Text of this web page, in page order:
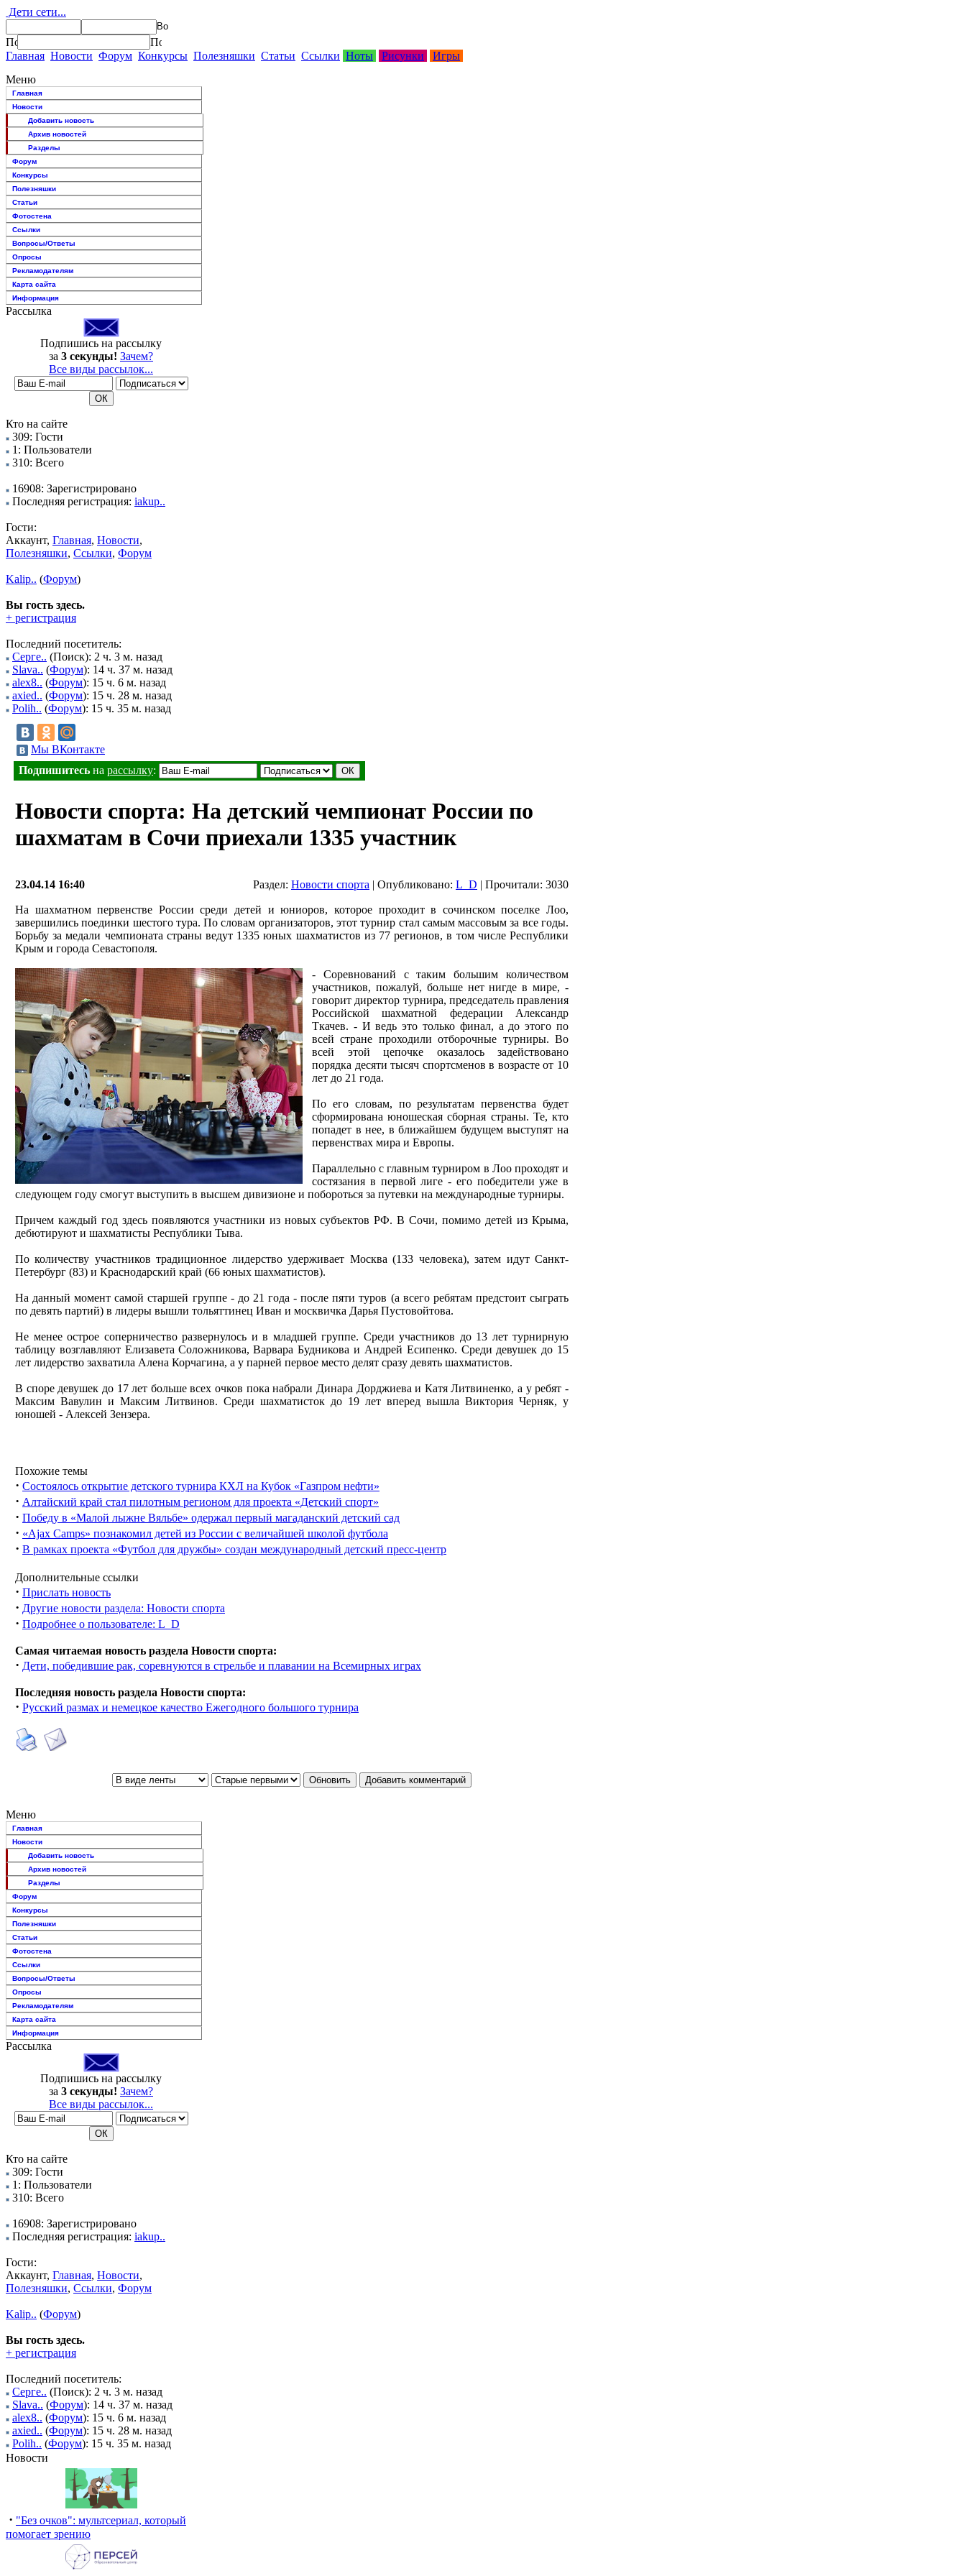
Дети сети...
Главная Новости Форум Конкурсы Полезняшки Статьи Ссылки Ноты Рисунки
Игры
Меню
Главная
Новости
Добавить новость
Архив новостей
Разделы
Форум
Конкурсы
Полезняшки
Статьи
Фотостена
Ссылки
Вопросы/Ответы
Опросы
Рекламодателям
Карта сайта
Информация
Рассылка
Подпишись на рассылку
за 3 секунды! Зачем?
Все виды рассылок...
Кто на сайте
309: Гости
1: Пользователи
310: Всего
16908: Зарегистрировано
Последняя регистрация: iakup..
Гости:
Аккаунт, Главная, Новости,
Полезняшки, Ссылки, Форум
Kalip.. (Форум)
Вы гость здесь.
+ регистрация
Последний посетитель:
Серге.. (Поиск): 2 ч. 3 м. назад
Slava.. (Форум): 14 ч. 37 м. назад
alex8.. (Форум): 15 ч. 6 м. назад
axied.. (Форум): 15 ч. 28 м. назад
Polih.. (Форум): 15 ч. 35 м. назад
Мы ВКонтакте
Подпишитесь на рассылку:
Новости спорта: На детский чемпионат России по
шахматам в Сочи приехали 1335 участник
23.04.14 16:40 Раздел: Новости спорта | Опубликовано: L_D | Прочитали: 3030
На шахматном первенстве России среди детей и юниоров, которое проходит в сочинском поселке Лоо,
завершились поединки шестого тура. По словам организаторов, этот турнир стал самым массовым за все годы.
Борьбу за медали чемпионата страны ведут 1335 юных шахматистов из 77 регионов, в том числе Республики
Крым и города Севастополя.
- Соревнований с таким большим количеством
участников, пожалуй, больше нет нигде в мире, -
говорит директор турнира, председатель правления
Российской шахматной федерации Александр
Ткачев. - И ведь это только финал, а до этого по
всей стране проходили отборочные турниры. Во
всей этой цепочке оказалось задействовано
порядка десяти тысяч спортсменов в возрасте от 10
лет до 21 года.
По его словам, по результатам первенства будет
сформирована юношеская сборная страны. Те, кто
попадет в нее, в ближайшем будущем выступят на
первенствах мира и Европы.
Параллельно с главным турниром в Лоо проходят и
состязания в первой лиге - его победители уже в
следующем году смогут выступить в высшем дивизионе и побороться за путевки на международные турниры.
Причем каждый год здесь появляются участники из новых субъектов РФ. В Сочи, помимо детей из Крыма,
дебютируют и шахматисты Республики Тыва.
По количеству участников традиционное лидерство удерживает Москва (133 человека), затем идут Санкт-
Петербург (83) и Краснодарский край (66 юных шахматистов).
На данный момент самой старшей группе - до 21 года - после пяти туров (а всего ребятам предстоит сыграть
по девять партий) в лидеры вышли тольяттинец Иван и москвичка Дарья Пустовойтова.
Не менее острое соперничество развернулось и в младшей группе. Среди участников до 13 лет турнирную
таблицу возглавляют Елизавета Соложникова, Варвара Будникова и Андрей Есипенко. Среди девушек до 15
лет лидерство захватила Алена Корчагина, а у парней первое место делят сразу девять шахматистов.
В споре девушек до 17 лет больше всех очков пока набрали Динара Дорджиева и Катя Литвиненко, а у ребят -
Максим Вавулин и Максим Литвинов. Среди шахматисток до 19 лет вперед вышла Виктория Черняк, у
юношей - Алексей Зензера.
Похожие темы
· Состоялось открытие детского турнира КХЛ на Кубок «Газпром нефти»
· Алтайский край стал пилотным регионом для проекта «Детский спорт»
· Победу в «Малой лыжне Вяльбе» одержал первый магаданский детский сад
· «Ajax Camps» познакомил детей из России с величайшей школой футбола
· В рамках проекта «Футбол для дружбы» создан международный детский пресс-центр
Дополнительные ссылки
· Прислать новость
· Другие новости раздела: Новости спорта
· Подробнее о пользователе: L_D
Самая читаемая новость раздела Новости спорта:
· Дети, победившие рак, соревнуются в стрельбе и плавании на Всемирных играх
Последняя новость раздела Новости спорта:
· Русский размах и немецкое качество Ежегодного большого турнира
Меню
Главная
Новости
Добавить новость
Архив новостей
Разделы
Форум
Конкурсы
Полезняшки
Статьи
Фотостена
Ссылки
Вопросы/Ответы
Опросы
Рекламодателям
Карта сайта
Информация
Рассылка
Подпишись на рассылку
за 3 секунды! Зачем?
Все виды рассылок...
Кто на сайте
309: Гости
1: Пользователи
310: Всего
16908: Зарегистрировано
Последняя регистрация: iakup..
Гости:
Аккаунт, Главная, Новости,
Полезняшки, Ссылки, Форум
Kalip.. (Форум)
Вы гость здесь.
+ регистрация
Последний посетитель:
Серге.. (Поиск): 2 ч. 3 м. назад
Slava.. (Форум): 14 ч. 37 м. назад
alex8.. (Форум): 15 ч. 6 м. назад
axied.. (Форум): 15 ч. 28 м. назад
Polih.. (Форум): 15 ч. 35 м. назад
Новости
· "Без очков": мультсериал, который
помогает зрению